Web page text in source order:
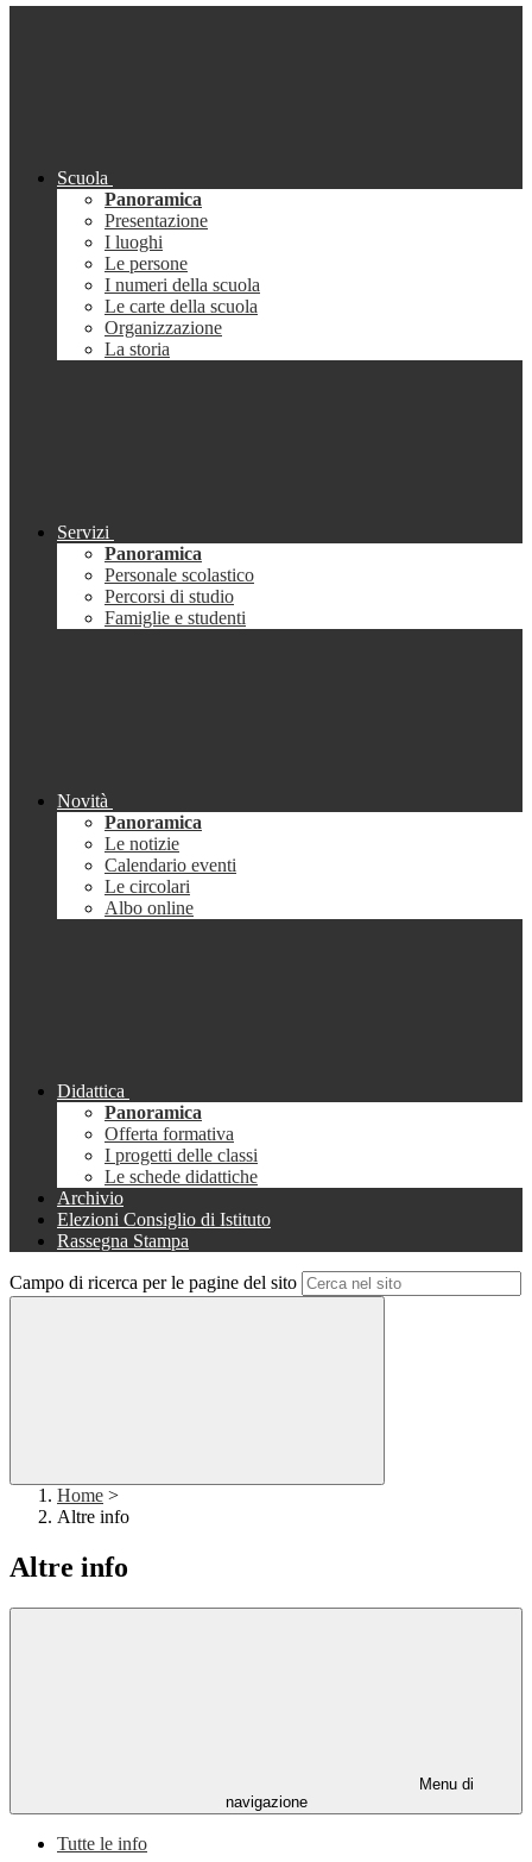
Scuola
Panoramica
Presentazione
I luoghi
Le persone
I numeri della scuola
Le carte della scuola
Organizzazione
La storia
Servizi
Panoramica
Personale scolastico
Percorsi di studio
Famiglie e studenti
Novità
Panoramica
Le notizie
Calendario eventi
Le circolari
Albo online
Didattica
Panoramica
Offerta formativa
I progetti delle classi
Le schede didattiche
Archivio
Elezioni Consiglio di Istituto
Rassegna Stampa
Campo di ricerca per le pagine del sito
Home >
Altre info
Altre info
Menu di
navigazione
Tutte le info